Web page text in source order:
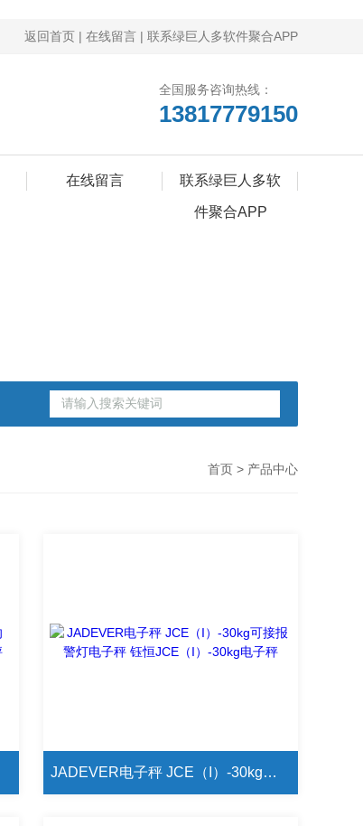
返回首页 | 在线留言 | 联系绿巨人多软件聚合APP
全国服务咨询热线：
13817779150
在线留言 联系绿巨人多软
件聚合APP
首页 > 产品中心
JADEVER电子秤 JCE（I）-30kg可接报警灯电子秤 钰恒JCE（I）-30kg电子秤